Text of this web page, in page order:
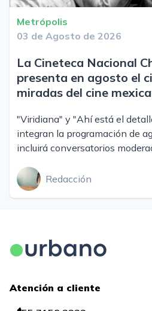
Metrópolis
03 de Agosto de 2026
La Cineteca Nacional
presenta en agosto el
miradas del cine
"Viridiana" y "Ahí está el
integran la programación de
incluirá conversatorios
Redacción
Atención a cliente